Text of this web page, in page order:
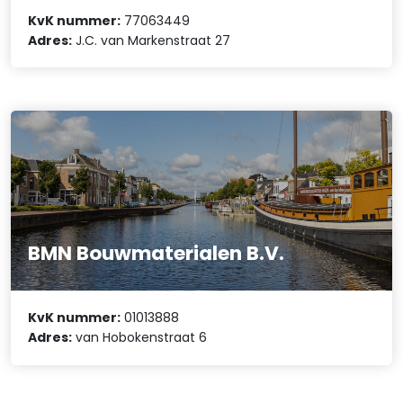
KvK nummer: 77063449
Adres: J.C. van Markenstraat 27
BMN Bouwmaterialen B.V.
KvK nummer: 01013888
Adres: van Hobokenstraat 6